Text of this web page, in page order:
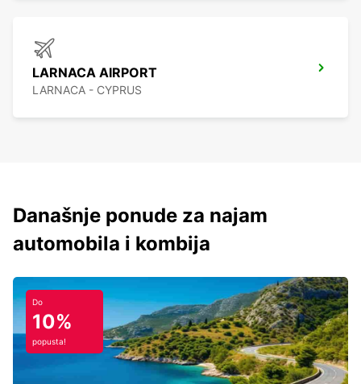
LARNACA AIRPORT
LARNACA - CYPRUS
Današnje ponude za najam
automobila i kombija
Do
10%
popusta!